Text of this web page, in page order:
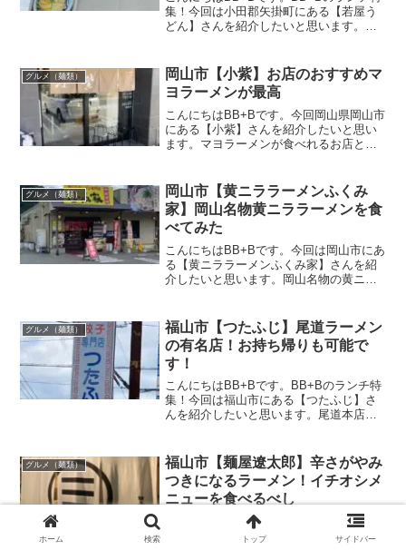
集！今回は小田郡矢掛町にある【若屋う
どん】さんを紹介したいと思います。お
んの場所や営業時間・メニュー・駐車場
のことなど情報をま...
グルメ（麺類）
岡山市【小紫】お店のおすすめマ
ヨラーメンが最高
こんにちはBB+Bです。今回岡山県岡山市
にある【小紫】さんを紹介したいと思い
ます。マヨラーメンが食べれるお店と聞
んてワクワク！この記事では【小紫】さ
んの場所や営業時間・...
グルメ（麺類）
岡山市【黄ニララーメンふくみ
家】岡山名物黄ニララーメンを食
べてみた
こんにちはBB+Bです。今回は岡山市にあ
る【黄ニララーメンふくみ家】さんを紹
介したいと思います。岡山名物の黄ニラ
ふくみ家 】さんの場所や営業時間・メニ
ュー・駐車場のこと...
グルメ（麺類）
福山市【つたふじ】尾道ラーメン
の有名店！お持ち帰りも可能で
す！
こんにちはBB+Bです。BB+Bのランチ特
集！今回は福山市にある【つたふじ】さ
んを紹介したいと思います。尾道本店は
メンと言えば「朱華園」か「つたふじ」
かっていう勝...
グルメ（麺類）
福山市【麺屋遼太郎】辛さがやみ
つきになるラーメン！イチオシメ
ニューを食べるべし
こんにちはBB+Bです。今回は福山市にあ
る【麺屋遼太郎沖野上店】さんを紹介し
ホーム 検索 トップ サイドバー